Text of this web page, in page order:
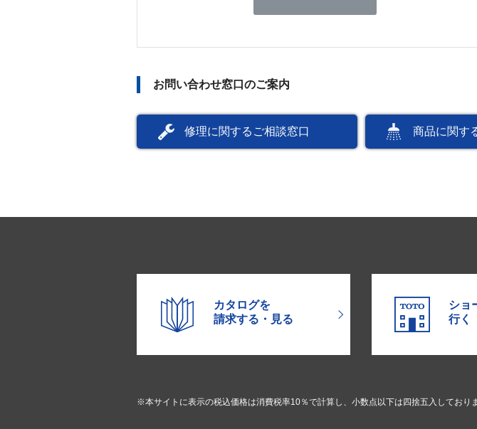
お問い合わせ窓口のご案内
修理に関するご相談窓口 商品に関す
カタログを
請求する・見る
ショ
行く
※本サイトに表示の税込価格は消費税率10％で計算し、小数点以下は四捨五入しておりま